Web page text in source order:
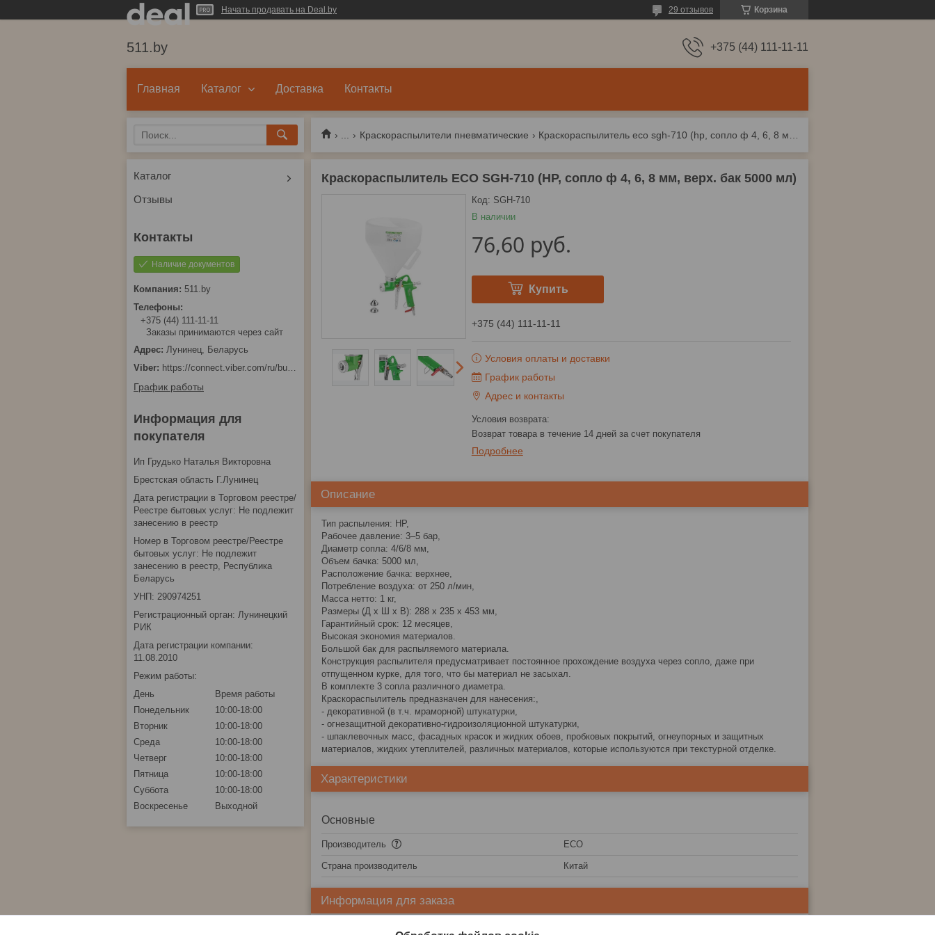
Начать продавать на Deal.by Корзина
29 отзывов
511.by +375 (44) 111-11-11
Главная Каталог Доставка Контакты
Краскораспылители пневматические
Краскораспылитель ECO SGH-710 (HP, сопло ф 4, 6, 8 мм, верх. бак 5000 мл)
В наличии
Код: SGH-710
76,60 руб.
Купить
+375 (44) 111-11-11
Условия оплаты и доставки
График работы
Адрес и контакты
возврат товара в течение 14 дней за счет покупателя
Подробнее
Описание
Тип распыления: HP,
Рабочее давление: 3–5 бар,
Диаметр сопла: 4/6/8 мм,
Объем бачка: 5000 мл,
Расположение бачка: верxнее,
Потребление воздуxа: от 250 л/мин,
Масса нетто: 1 кг,
Размеры (Д x Ш x В): 288 x 235 x 453 мм,
Гарантийный срок: 12 месяцев,
Высокая экономия материалов.
Большой бак для распыляемого материала.
Конструкция распылителя предусматривает постоянное прохождение воздуха через сопло, даже при
отпущенном курке, для того, что бы материал не засыхал.
В комплекте 3 сопла различного диаметра.
Краскораспылитель предназначен для нанесения:,
- декоративной (в т.ч. мраморной) штукатурки,
- огнезащитной декоративно-гидроизоляционной штукатурки,
- шпаклевочных масс, фасадных красок и жидких обоев, пробковых покрытий, огнеупорных и защитных
материалов, жидких утеплителей, различных материалов, которые используются при текстурной отделке.
Характеристики
Основные
Производитель ECO
Страна производитель Китай
Информация для заказа
Каталог
Отзывы
Наличие документов
511.by
+375 (44) 111-11-11
Заказы принимаются через сайт
Лунинец, Беларусь
https://connect.viber.com/ru/business/1d480fbc-bd61-11ef-8513-eab83dfd23fa
График работы
Информация для
покупателя
Ип Грудько Наталья Викторовна
Брестская область Г.Лунинец
Дата регистрации в Торговом реестре/
Реестре бытовых услуг: Не подлежит
занесению в реестр
Номер в Торговом реестре/Реестре
бытовых услуг: Не подлежит
занесению в реестр, Республика
Беларусь
УНП: 290974251
Регистрационный орган: Лунинецкий
РИК
Дата регистрации компании:
11.08.2010
Режим работы:
День
Время работы
Понедельник
10:00-18:00
Вторник
10:00-18:00
Среда
10:00-18:00
Четверг
10:00-18:00
Пятница
10:00-18:00
Суббота
10:00-18:00
Воскресенье
Выходной